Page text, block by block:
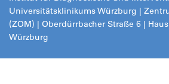
Universitätsklinikums Würzburg |
(ZOM) | Oberdürrbacher Straße 6 |
Würzburg